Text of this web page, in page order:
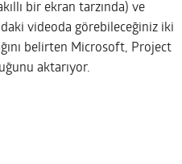
bir ekran tarzında) ve
videoda görebileceğiniz iki
belirten Microsoft, Project
aktarıyor.